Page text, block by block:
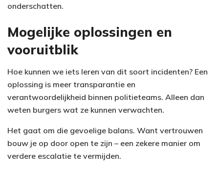
onderschatten.
Mogelijke oplossingen en
vooruitblik
Hoe kunnen we iets leren van dit soort incidenten? Een
oplossing is meer transparantie en
verantwoordelijkheid binnen politieteams. Alleen dan
weten burgers wat ze kunnen verwachten.
Het gaat om die gevoelige balans. Want vertrouwen
bouw je op door open te zijn – een zekere manier om
verdere escalatie te vermijden.